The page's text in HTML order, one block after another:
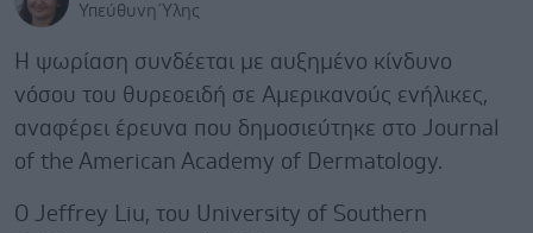
Υπεύθυνη Ύλης
Η ψωρίαση συνδέεται με αυξημένο κίνδυνο
νόσου του θυρεοειδή σε Αμερικανούς ενήλικες,
αναφέρει έρευνα που δημοσιεύτηκε στο Journal
of the American Academy of Dermatology.
Ο Jeffrey Liu, του University of Southern